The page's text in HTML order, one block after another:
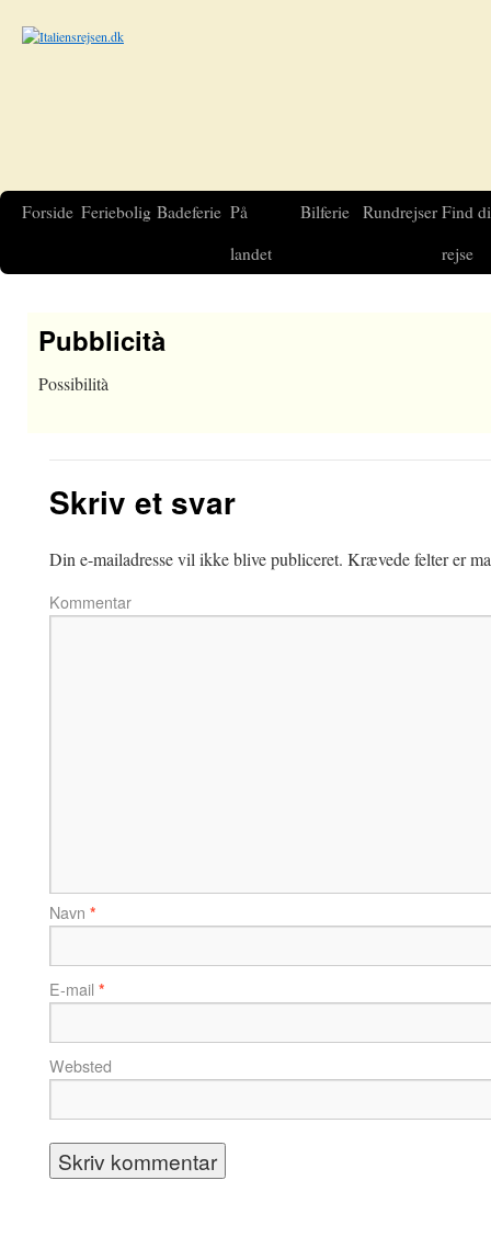
Forside Feriebolig Badeferie På
landet
Bilferie Rundrejser Find
rejse
Pubblicità
Possibilità
Skriv et svar
Din e-mailadresse vil ikke blive publiceret. Krævede felter er
Kommentar
Navn *
E-mail *
Websted